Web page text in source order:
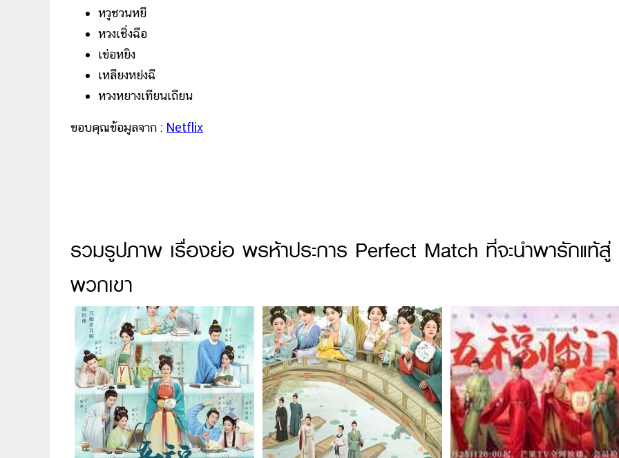
หวูชวนหยี
หวงเชิ่งฉือ
เข่อหยิง
เหลียงหย่งฉี
หวงหยางเทียนเถียน
ขอบคุณข้อมูลจาก : Netflix
รวมรูปภาพ เรื่องย่อ พรห้าประการ Perfect Match ที่จะนำพารักแท้สู่
พวกเขา